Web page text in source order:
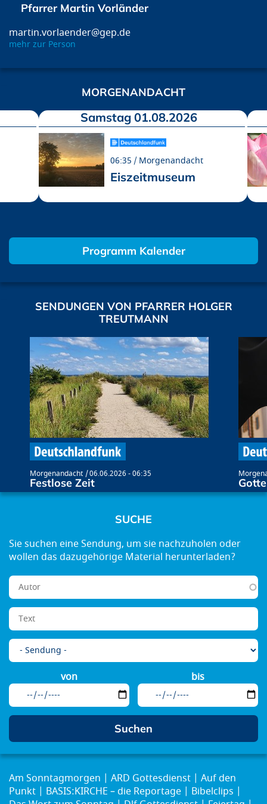
Pfarrer Martin Vorländer
martin.vorlaender@gep.de
mehr zur Person
MORGENANDACHT
Samstag 01.08.2026
06:35 Morgenandacht
Eiszeitmuseum
Programm Kalender
SENDUNGEN VON PFARRER HOLGER
TREUTMANN
Morgenandacht 06.06.2026 - 06:35
Festlose Zeit
SUCHE
von bis
Am Sonntagmorgen ARD Gottesdienst
Auf den
Punkt
BASIS:KIRCHE – die Reportage
Bibelclips